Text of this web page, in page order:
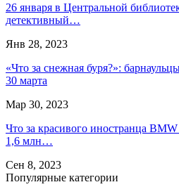
26 января в Центральной
детективный…
Янв 28, 2023
«Что за снежная буря?»:
30 марта
Мар 30, 2023
Что за красивого иностранца
1,6 млн…
Сен 8, 2023
Популярные категории